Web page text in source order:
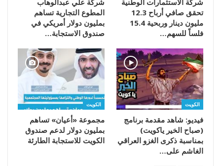
شركة الاستثمارات الوطنية
تحقق صافي أرباح 12.3
مليون دينار وربحية 15.4
فلساً للسهم…
شركة علي عبدالوهاب
المطوع التجارية تساهم
بمليون دولار أمريكي في
صندوق الاستجابة…
الكويت
فيديو: شاهد مقدمة برنامج
(صباح الخير ياكويت)
بمناسبة ذكرى الغزو العراقي
الغاشم على…
الكويت
مجموعة «أعيان» تساهم
بمليون دولار لدعم صندوق
الكويت للاستجابة الطارئة